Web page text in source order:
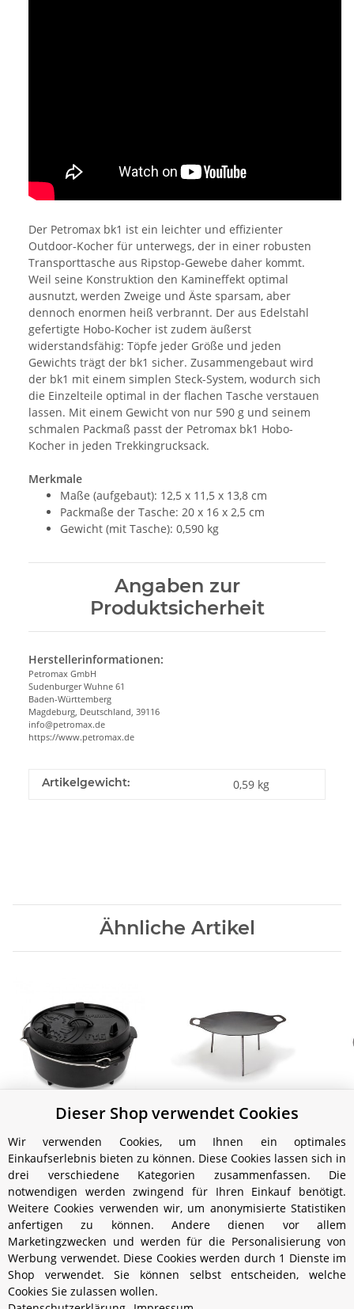
Der Petromax bk1 ist ein leichter und effizienter
Outdoor-Kocher für unterwegs, der in einer robusten
Transporttasche aus Ripstop-Gewebe daher kommt.
Weil seine Konstruktion den Kamineffekt optimal
ausnutzt, werden Zweige und Äste sparsam, aber
dennoch enormen heiß verbrannt. Der aus Edelstahl
gefertigte Hobo-Kocher ist zudem äußerst
widerstandsfähig: Töpfe jeder Größe und jeden
Gewichts trägt der bk1 sicher. Zusammengebaut wird
der bk1 mit einem simplen Steck-System, wodurch sich
die Einzelteile optimal in der flachen Tasche verstauen
lassen. Mit einem Gewicht von nur 590 g und seinem
schmalen Packmaß passt der Petromax bk1 Hobo-
Kocher in jeden Trekkingrucksack.
Merkmale
Maße (aufgebaut): 12,5 x 11,5 x 13,8 cm
Packmaße der Tasche: 20 x 16 x 2,5 cm
Gewicht (mit Tasche): 0,590 kg
Angaben zur
Produktsicherheit
Herstellerinformationen:
Petromax GmbH
Sudenburger Wuhne 61
Baden-Württemberg
Magdeburg, Deutschland, 39116
info@petromax.de
https://www.petromax.de
Artikelgewicht: 0,59 kg
Ähnliche Artikel
Petromax Feuertopf ft6
89,99 €
Petromax Grill- und
Feuerschale 48 cm
79,00 €
Informationen
Dieser Shop verwendet Cookies
Wir verwenden Cookies, um Ihnen ein optimales
Einkaufserlebnis bieten zu können. Diese Cookies lassen sich in
drei verschiedene Kategorien zusammenfassen. Die
notwendigen werden zwingend für Ihren Einkauf benötigt.
Weitere Cookies verwenden wir, um anonymisierte Statistiken
anfertigen zu können. Andere dienen vor allem
Marketingzwecken und werden für die Personalisierung von
Werbung verwendet. Diese Cookies werden durch 1 Dienste im
Shop verwendet. Sie können selbst entscheiden, welche
Cookies Sie zulassen wollen.